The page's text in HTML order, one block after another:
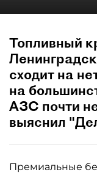
Топливный
сходит на
на
АЗС почти
выяснил
Премиальные